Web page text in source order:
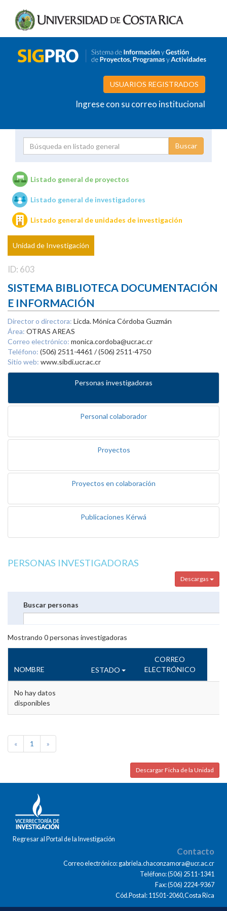
USUARIOS REGISTRADOS
Ingrese con su correo institucional
Unidades de investigación
Listado general de proyectos
Listado general de investigadores
Listado general de unidades de investigación
Unidad de Investigación
ID: 603
SISTEMA BIBLIOTECA DOCUMENTACIÓN
E INFORMACIÓN
Director o directora: Licda. Mónica Córdoba Guzmán
Área: OTRAS AREAS
Correo electrónico: monica.cordoba@ucr.ac.cr
Teléfono: (506) 2511-4461 / (506) 2511-4750
Sitio web: www.sibdi.ucr.ac.cr
Personas investigadoras
Personal colaborador
Proyectos
Proyectos en colaboración
Publicaciones Kérwá
PERSONAS INVESTIGADORAS
Descargas
Buscar personas
Mostrando 0personas investigadoras
NOMBRE ESTADO
CORREO
ELECTRÓNICO
No hay datos
disponibles
« 1 »
Descargar Ficha de la Unidad
Regresar al Portal de la Investigación
Contacto
Correo electrónico: gabriela.chaconzamora@ucr.ac.cr
Teléfono: (506) 2511-1341
Fax: (506) 2224-9367
Cód.Postal: 11501-2060,Costa Rica